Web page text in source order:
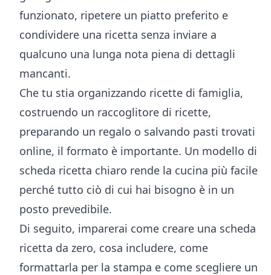
funzionato, ripetere un piatto preferito e
condividere una ricetta senza inviare a
qualcuno una lunga nota piena di dettagli
mancanti.
Che tu stia organizzando ricette di famiglia,
costruendo un raccoglitore di ricette,
preparando un regalo o salvando pasti trovati
online, il formato è importante. Un modello di
scheda ricetta chiaro rende la cucina più facile
perché tutto ciò di cui hai bisogno è in un
posto prevedibile.
Di seguito, imparerai come creare una scheda
ricetta da zero, cosa includere, come
formattarla per la stampa e come scegliere un